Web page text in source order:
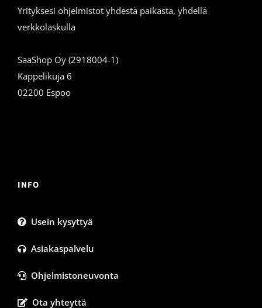
Yrityksesi ohjelmistot yhdestä paikasta, yhdellä
verkkolaskulla
SaaShop Oy (2918004-1)
Kappelikuja 6
02200 Espoo
INFO
Usein kysyttyä
Asiakaspalvelu
Ohjelmistoneuvonta
Ota yhteyttä